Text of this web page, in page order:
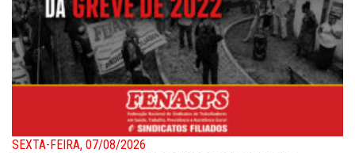
SEXTA-FEIRA, 07/08/2026